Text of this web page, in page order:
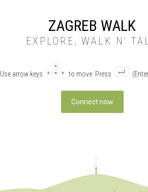
ZAGREB WALK
EXPLORE, WALK N'
Use arrow keys to move. Press
Connect now